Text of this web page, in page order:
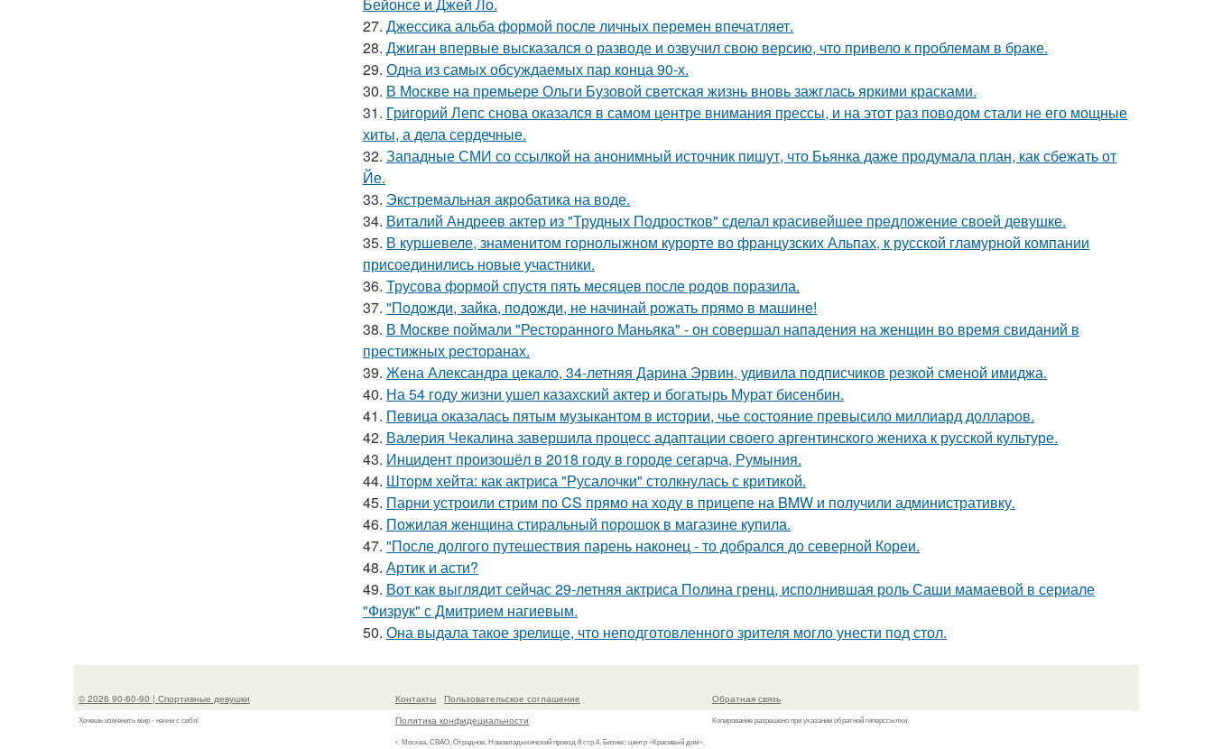
27. Джессика альба формой после личных перемен впечатляет.
28. Джиган впервые высказался о разводе и озвучил свою версию, что привело к проблемам в браке.
29. Одна из самых обсуждаемых пар конца 90-х.
30. В Москве на премьере Ольги Бузовой светская жизнь вновь зажглась яркими красками.
31. Григорий Лепс снова оказался в самом центре внимания прессы, и на этот раз поводом стали не его мощные
хиты, а дела сердечные.
32. Западные СМИ со ссылкой на анонимный источник пишут, что Бьянка даже продумала план, как сбежать от
Йе.
33. Экстремальная акробатика на воде.
34. Виталий Андреев актер из "Трудных Подростков" сделал красивейшее предложение своей девушке.
35. В куршевеле, знаменитом горнолыжном курорте во французских Альпах, к русской гламурной компании
присоединились новые участники.
36. Трусова формой спустя пять месяцев после родов поразила.
37. "Подожди, зайка, подожди, не начинай рожать прямо в машине!
38. В Москве поймали "Ресторанного Маньяка" - он совершал нападения на женщин во время свиданий в
престижных ресторанах.
39. Жена Александра цекало, 34-летняя Дарина Эрвин, удивила подписчиков резкой сменой имиджа.
40. На 54 году жизни ушел казахский актер и богатырь Мурат бисенбин.
41. Певица оказалась пятым музыкантом в истории, чье состояние превысило миллиард долларов.
42. Валерия Чекалина завершила процесс адаптации своего аргентинского жениха к русской культуре.
43. Инцидент произошёл в 2018 году в городе сегарча, Румыния.
44. Шторм хейта: как актриса "Русалочки" столкнулась с критикой.
45. Парни устроили стрим по CS прямо на ходу в прицепе на BMW и получили административку.
46. Пожилая женщина стиральный порошок в магазине купила.
47. "После долгого путешествия парень наконец - то добрался до северной Кореи.
48. Артик и асти?
49. Вот как выглядит сейчас 29-летняя актриса Полина гренц, исполнившая роль Саши мамаевой в сериале
"Физрук" с Дмитрием нагиевым.
50. Она выдала такое зрелище, что неподготовленного зрителя могло унести под стол.
© 2026 90-60-90 | Спортивные девушки
Хочешь изменить мир - начни с себя!
Контакты
Пользовательское соглашение
Политика конфидециальности
г. Москва, СВАО, Отрадное, Нововладыкинский проезд 8 стр.4, Бизнес-центр «Красивый дом»,
Обратная связь
Копирование разрешено при указании обратной гиперссылки.